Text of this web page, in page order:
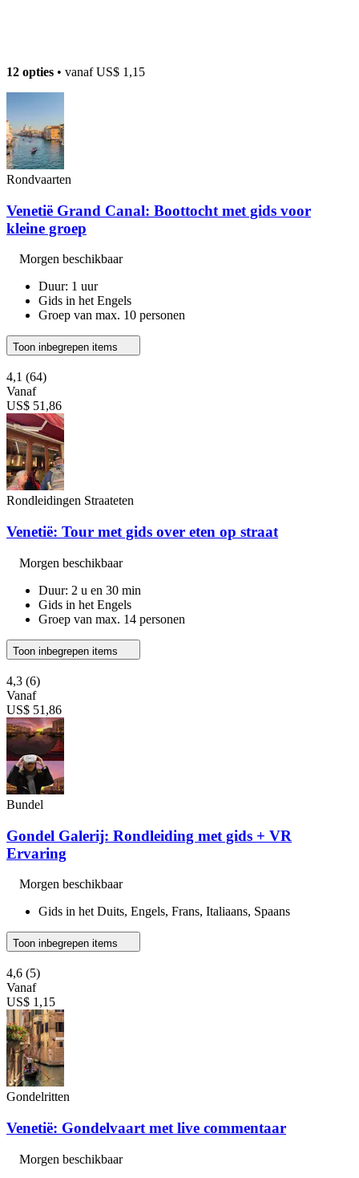
12 opties • vanafUS$ 1,15
Rondvaarten
Venetië Grand Canal: Boottocht met gids voor
kleine groep
Morgen beschikbaar
Duur: 1 uur
Gids in het Engels
Groep van max. 10 personen
Toon inbegrepen items
4,1 (64)
Vanaf
US$ 51,86
Rondleidingen Straateten
Venetië: Tour met gids over eten op straat
Morgen beschikbaar
Duur: 2 u en 30 min
Gids in het Engels
Groep van max. 14 personen
Toon inbegrepen items
4,3 (6)
Vanaf
US$ 51,86
Bundel
Gondel Galerij: Rondleiding met gids + VR
Ervaring
Morgen beschikbaar
Gids in het Duits, Engels, Frans, Italiaans, Spaans
Toon inbegrepen items
4,6 (5)
Vanaf
US$ 1,15
Gondelritten
Venetië: Gondelvaart met live commentaar
Morgen beschikbaar